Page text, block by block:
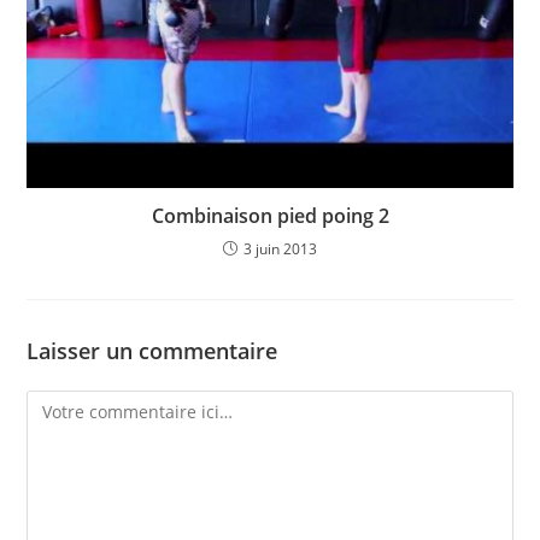
Combinaison pied poing 2
3 juin 2013
Laisser un commentaire
Comment